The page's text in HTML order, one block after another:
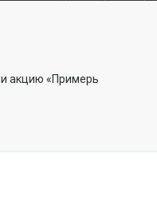
акцию «Примерь